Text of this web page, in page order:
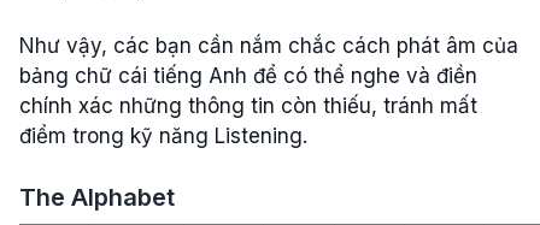
Như vậy, các bạn cần nắm chắc cách phát âm của
bảng chữ cái tiếng Anh để có thể nghe và điền
chính xác những thông tin còn thiếu, tránh mất
điểm trong kỹ năng Listening.
The Alphabet